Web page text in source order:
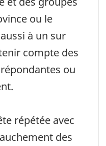
ou le
à un sur
compte des
ou
répétée avec
des